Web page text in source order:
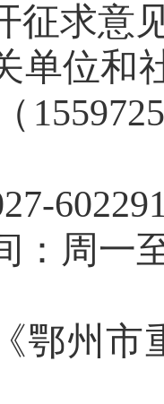
征求意
单位和
-
：周一
鄂州市